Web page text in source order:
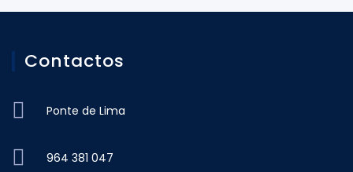
Contactos
Ponte de Lima
964 381 047